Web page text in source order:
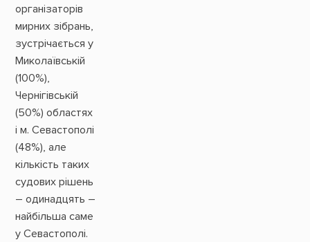
організаторів
мирних зібрань,
зустрічається у
Миколаївській
(100%),
Чернігівській
(50%) областях
і м. Севастополі
(48%), але
кількість таких
судових рішень
– одинадцять –
найбільша саме
у Севастополі.